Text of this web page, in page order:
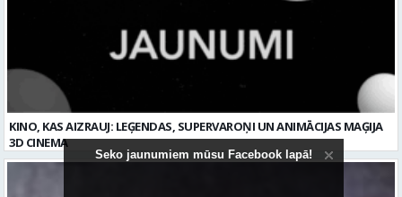
Seko jaunumiem mūsu Facebook lapā!